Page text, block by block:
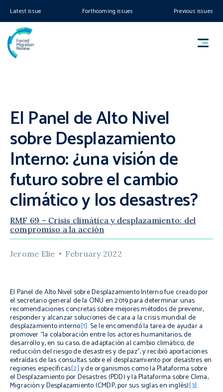
Latest issue Forthcoming issues Previous issues
El Panel de Alto Nivel
sobre Desplazamiento
Interno: ¿una visión de
futuro sobre el cambio
climático y los desastres?
RMF 69 – Crisis climática y desplazamiento: del
compromiso a la acción
Jerome Elie February 2022
El Panel de Alto Nivel sobre Desplazamiento Internofue creado por
el secretario general de la ONU en 2019 para determinar unas
recomendaciones concretas sobre mejores métodos de prevenir,
responder y alcanzar soluciones de cara a la crisis mundial de
desplazamiento interno[1].Se le encomendó la tarea de ayudar a
promover “la colaboración entre los actores humanitarios, de
desarrollo y, en su caso, de adaptación al cambio climático, de
reducción del riesgo de desastres y de paz”, y recibió aportaciones
extraídas de las consultas sobre el desplazamiento por desastres en
regiones específicas[2]y de organismos como la Plataforma sobre
el Desplazamiento por Desastres (PDD) y la Plataforma sobre Clima,
Migración y Desplazamiento (CMDP, por sus siglas en inglés)[3].